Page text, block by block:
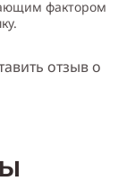
фактором
отзыв о